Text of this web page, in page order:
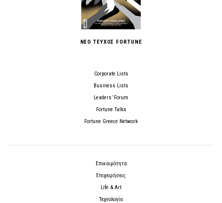
ΝΕΟ ΤΕΥΧΟΣ FORTUNE
Corporate Lists
Business Lists
Leaders’ Forum
Fortune Talks
Fortune Greece Network
Επικαιρότητα
Επιχειρήσεις
Life & Art
Τεχνολογία